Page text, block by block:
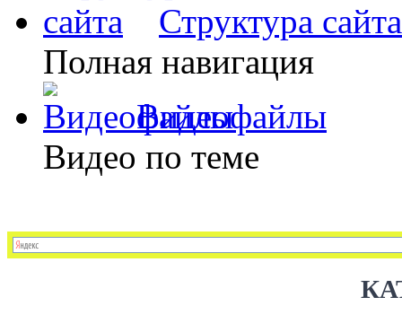
Структура сайта
Полная навигация
Видеофайлы
Видео по теме